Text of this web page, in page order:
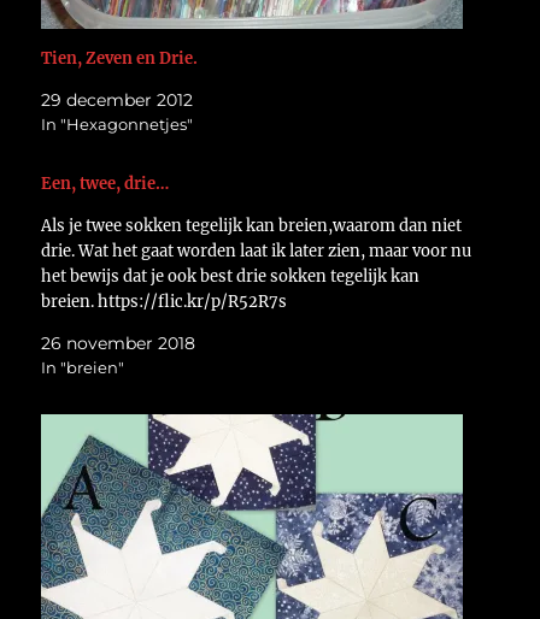
Tien, Zeven en Drie.
29 december 2012
In "Hexagonnetjes"
Een, twee, drie…
Als je twee sokken tegelijk kan breien,waarom dan niet
drie. Wat het gaat worden laat ik later zien, maar voor nu
het bewijs dat je ook best drie sokken tegelijk kan
breien. https://flic.kr/p/R52R7s
26 november 2018
In "breien"